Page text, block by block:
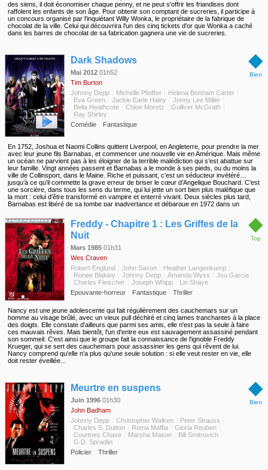
des siens, il doit économiser chaque penny, et ne peut s'offrir les friandises dont
raffolent les enfants de son âge. Pour obtenir son comptant de sucreries, il participe à
un concours organisé par l'inquiétant Willy Wonka, le propriétaire de la fabrique de
chocolat de la ville. Celui qui découvrira l'un des cinq tickets d'or que Wonka a caché
dans les barres de chocolat de sa fabrication gagnera une vie de sucreries.
◆
Bien
Dark Shadows
Mai 2012 01h52
Tim Burton
Johnny Depp
Michelle Pfeiffer
Helena Bonham Carter
Eva Green
Jackie Earle Haley
Jonny Lee Miller
Bella Heathcote
Chloe Moretz
Gulliver McGrath
Ray Shirley
Comédie
Fantastique
En 1752, Joshua et Naomi Collins quittent Liverpool, en Angleterre, pour prendre la mer
avec leur jeune fils Barnabas, et commencer une nouvelle vie en Amérique. Mais même
un océan ne parvient pas à les éloigner de la terrible malédiction qui s’est abattue sur
leur famille. Vingt années passent et Barnabas a le monde à ses pieds, ou du moins la
ville de Collinsport, dans le Maine. Riche et puissant, c’est un séducteur invétéré…
jusqu’à ce qu’il commette la grave erreur de briser le cœur d’Angelique Bouchard. C’est
une sorcière, dans tous les sens du terme, qui lui jette un sort bien plus maléfique que
la mort : celui d’être transformé en vampire et enterré vivant. Deux siècles plus tard,
Barnabas est libéré de sa tombe par inadvertance et débarque en 1972 dans un
◆
Top
Freddy - Chapitre 1 : Les Griffes de la
Nuit
Mars 1985 01h31
Wes Craven
Robert Englund
John Saxon
Heather Langenkamp
Ronee Blakley
Johnny Depp Amanda Wyss
Jsu Garcia
Charles Fleischer
Joseph Whipp
Lin Shaye
Epouvante-horreur
Fantastique Thriller
Nancy est une jeune adolescente qui fait régulièrement des cauchemars sur un
homme au visage brûlé, avec un vieux pull déchiré et cinq lames tranchantes à la place
des doigts. Elle constate d'ailleurs que parmi ses amis, elle n'est pas la seule à faire
ces mauvais rêves. Mais bientôt, l'un d'entre eux est sauvagement assassiné pendant
son sommeil. C'est ainsi que le groupe fait la connaissance de l'ignoble Freddy
Krueger, qui se sert des cauchemars pour assassiner les gens qui rêvent de lui.
Nancy comprend qu'elle n'a plus qu'une seule solution : si elle veut rester en vie, elle
doit rester éveillée...
◆
Bien
Meurtre en suspens
Juin 1996 01h30
John Badham
Johnny Depp
Christopher Walken
Peter Strauss
Charles S. Dutton
Roma Maffia
Gloria Reuben
Courtney Chase
Marsha Mason
Bill Smitrovich
G.D. Spradlin
Policier
Thriller